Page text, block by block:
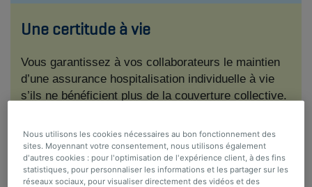
Une certitude à vie
Vous garantissez à vos collaborateurs le maintien
d’une assurance hospitalisation individuelle à vie
s’ils ne bénéficient plus de la couverture collective.
Un complément parfait
Nous utilisons les cookies nécessaires au bon fonctionnement des
sites. Moyennant votre consentement, nous utilisons également
d'autres cookies : pour l'optimisation de l'expérience client, à des fins
statistiques, pour personnaliser les informations et les partager sur les
réseaux sociaux, pour visualiser directement des vidéos et des